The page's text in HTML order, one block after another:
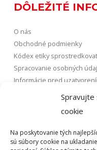
Spravujte
cookie
Na poskytovanie tých
sú súbory cookie na
DÔLEŽITÉ
O nás
Obchodné podmienky
Kódex etiky
Spracovanie osobných
Informácie pred
POISTENIE